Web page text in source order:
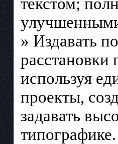
» Издавать
используя
проекты,
задавать
типографике.